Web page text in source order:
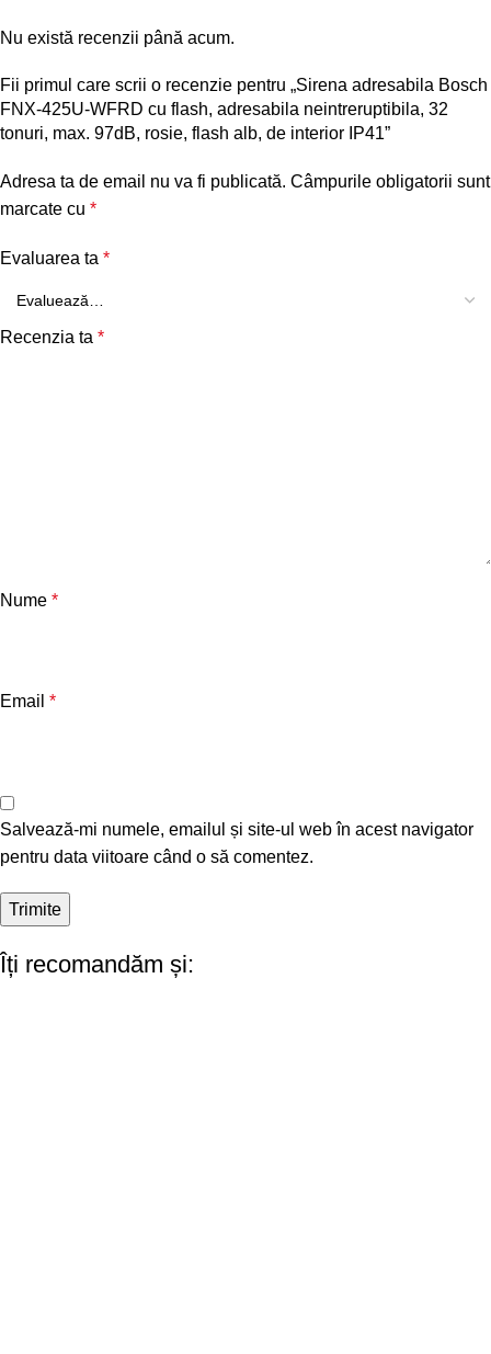
Nu există recenzii până acum.
Fii primul care scrii o recenzie pentru „Sirena adresabila Bosch
FNX-425U-WFRD cu flash, adresabila neintreruptibila, 32
tonuri, max. 97dB, rosie, flash alb, de interior IP41”
Adresa ta de email nu va fi publicată. Câmpurile obligatorii sunt
marcate cu *
Evaluarea ta *
Recenzia ta *
Nume *
Email *
Salvează-mi numele, emailul și site-ul web în acest navigator
pentru data viitoare când o să comentez.
Îți recomandăm și: